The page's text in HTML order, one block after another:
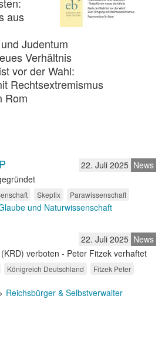
aus
Judentum
Verhältnis
vor der Wahl:
Rechtsextremismus
Rom
News
22. Juli 2025
Skeptix Parawissenschaft
und Naturwissenschaft
News
22. Juli 2025
verboten - Peter Fitzek verhaftet
Königreich Deutschland Fitzek Peter
Reichsbürger & Selbstverwalter